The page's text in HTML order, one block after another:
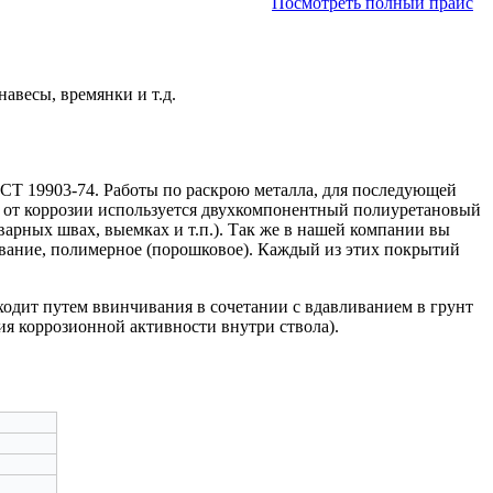
времянки и т.д.
74. Работы по раскрою металла, для последующей
коррозии используется двухкомпонентный полиуретановый
швах, выемках и т.п.). Так же в нашей компании вы
полимерное (порошковое). Каждый из этих покрытий
путем ввинчивания в сочетании с вдавливанием в грунт
коррозионной активности внутри ствола).